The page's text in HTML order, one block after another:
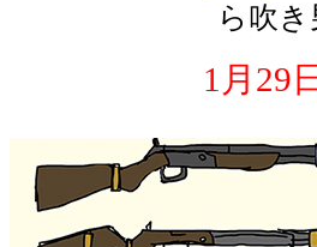
ら吹
1月29